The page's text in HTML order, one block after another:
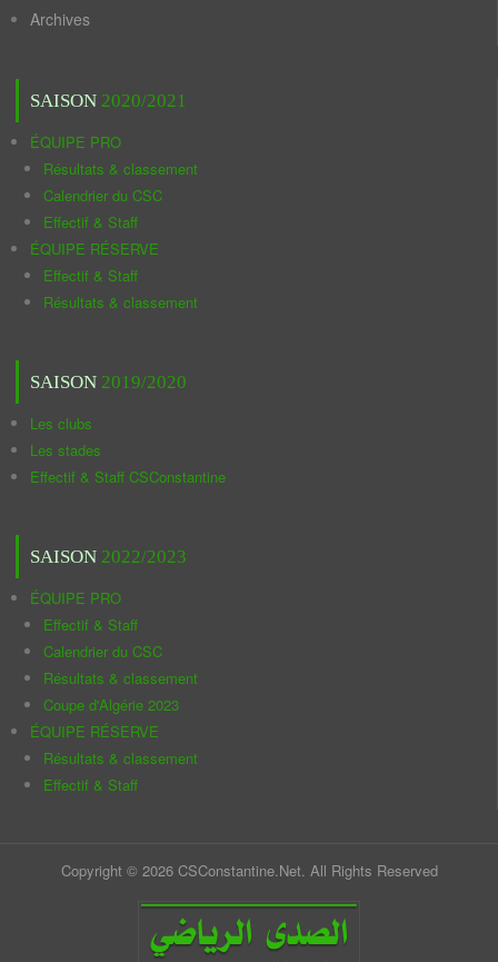
Archives
SAISON 2020/2021
ÉQUIPE PRO
Résultats & classement
Calendrier du CSC
Effectif & Staff
ÉQUIPE RÉSERVE
Effectif & Staff
Résultats & classement
SAISON 2019/2020
Les clubs
Les stades
Effectif & Staff CSConstantine
SAISON 2022/2023
ÉQUIPE PRO
Effectif & Staff
Calendrier du CSC
Résultats & classement
Coupe d'Algérie 2023
ÉQUIPE RÉSERVE
Résultats & classement
Effectif & Staff
Copyright © 2026 CSConstantine.Net. All Rights Reserved